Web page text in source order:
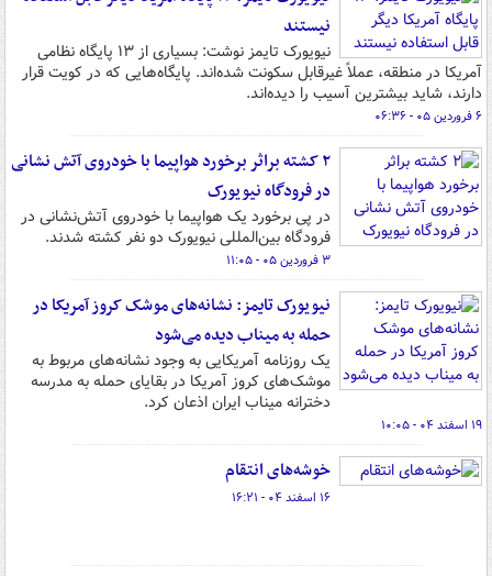
نیستند
نیویورک تایمز نوشت: بسیاری از ۱۳ پایگاه نظامی
آمریکا در منطقه، عملاً غیرقابل سکونت شده‌اند. پایگاه‌هایی که در کویت قرار
دارند، شاید بیشترین آسیب را دیده‌اند.
۶ فروردین ۰۵ - ۰۶:۳۶
۲ کشته براثر برخورد هواپیما با خودروی آتش نشانی
در فرودگاه نیویورک
در پی برخورد یک هواپیما با خودروی آتش‌نشانی در
فرودگاه بین‌المللی نیویورک دو نفر کشته شدند.
۳ فروردین ۰۵ - ۱۱:۰۵
نیویورک تایمز: نشانه‌های موشک کروز آمریکا در
حمله به میناب دیده می‌شود
یک روزنامه آمریکایی به وجود نشانه‌های مربوط به
موشک‌های کروز آمریکا در بقایای حمله به مدرسه
دخترانه میناب ایران اذعان کرد.
۱۹ اسفند ۰۴ - ۱۰:۰۵
خوشه‌های انتقام
۱۶ اسفند ۰۴ - ۱۶:۲۱